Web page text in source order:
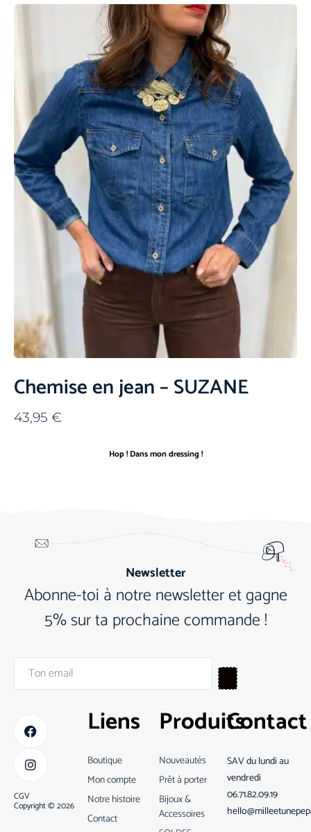
Chemise en jean – SUZANE
43,95 €
Hop ! Dans mon dressing !
Newsletter
Abonne-toi à notre newsletter et gagne
5% sur ta prochaine commande !
CGV
Copyright © 2026
Liens
Boutique
Mon compte
Notre histoire
Contact
Produits
Nouveautés
Prêt à porter
Bijoux &
Accessoires
Contact
SAV du lundi au
vendredi
06.71.82.09.19